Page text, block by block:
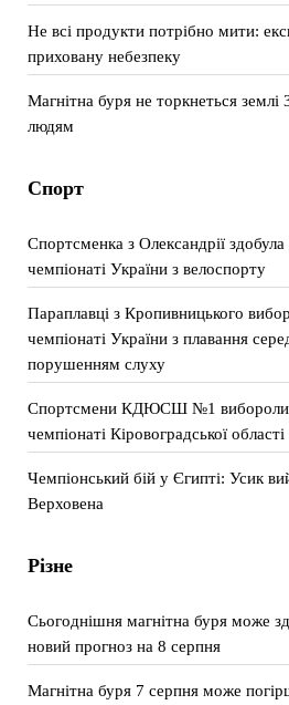
Не всі продукти потрібно мити:
приховану небезпеку
Магнітна буря не торкнеться
людям
Спорт
Спортсменка з Олександрії здобула
чемпіонаті України з велоспорту
Параплавці з Кропивницького
чемпіонаті України з плавання
порушенням слуху
Спортсмени КДЮСШ №1 вибороли
чемпіонаті Кіровоградської
Чемпіонський бій у Єгипті: Усик
Верховена
Різне
Сьогоднішня магнітна буря може
новий прогноз на 8 серпня
Магнітна буря 7 серпня може